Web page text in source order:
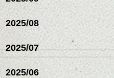
ハンサムショート／ヘッド
スパ／伸びても目立たない
2025/08
2025/07
2025/06